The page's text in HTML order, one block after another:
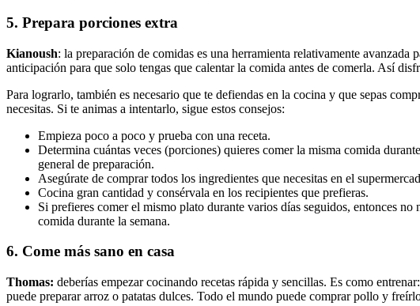
5. Prepara porciones extra
Kianoush: la preparación de comidas es una herramienta relativamente
anticipación para que solo tengas que calentar la comida antes de comerla. Así
Para lograrlo, también es necesario que te defiendas en la cocina y que sepas
necesitas. Si te animas a intentarlo, sigue estos consejos:
Empieza poco a poco y prueba con una receta.
Determina cuántas veces (porciones) quieres comer la misma comida
general de preparación.
Asegúrate de comprar todos los ingredientes que necesitas en el
Cocina gran cantidad y consérvala en los recipientes que prefieras.
Si prefieres comer el mismo plato durante varios días seguidos, entonces
comida durante la semana.
6. Come más sano en casa
Thomas: deberías empezar cocinando recetas rápida y sencillas. Es como
puede preparar arroz o patatas dulces. Todo el mundo puede comprar pollo y